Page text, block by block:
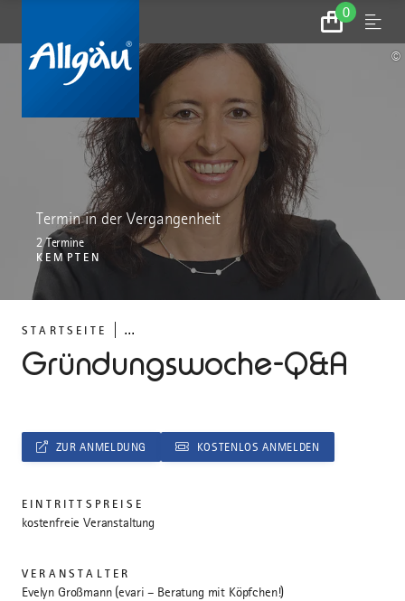
0
Zum
Warenkorb
Menu
STARTSEITE ...
Gründungswoche-Q&A
Termin in der Vergangenheit
2 Termine
KEMPTEN
©
ZUR ANMELDUNG KOSTENLOS ANMELDEN
EINTRITTSPREISE
kostenfreie Veranstaltung
VERANSTALTER
Evelyn Großmann (evari – Beratung mit Köpfchen!)